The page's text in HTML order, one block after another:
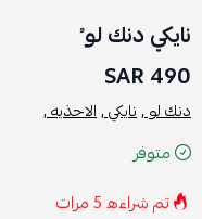
نايكي دنك لو ُ
490 SAR
دنك لو ,نايكي ,الاحذيه ,
متوفر
تم شراءه5مرات